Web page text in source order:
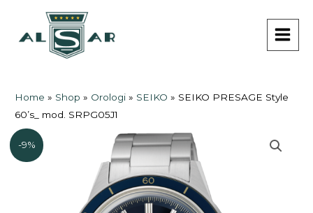
contenuto
Home » Shop » Orologi » SEIKO » SEIKO PRESAGE Style
60’s_ mod. SRPG05J1
-9%